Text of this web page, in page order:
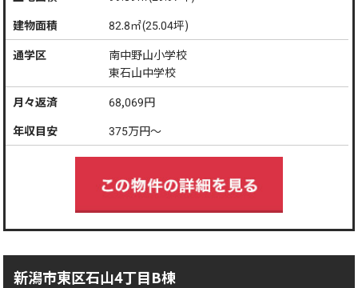
建物面積
82.8㎡(25.04坪)
通学区
南中野山小学校
東石山中学校
月々返済
68,069円
年収目安
375万円～
新潟市東区石山4丁目B棟